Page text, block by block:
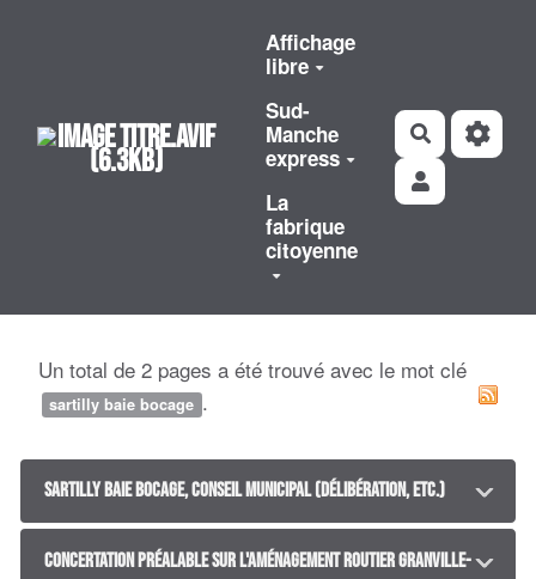
Aller au contenu principalAffichage
libre
Sud-
Manche
express
La
fabrique
citoyenne
Rechercher
Un total de 2 pages a été trouvé avec le mot clé
sartilly baie bocage .
Sartilly Baie Bocage, conseil municipal (délibération, etc.)
Concertation préalable sur l'aménagement routier Granville-